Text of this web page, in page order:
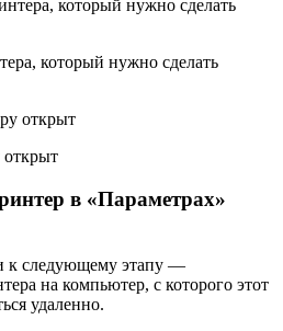
который нужно сделать
в «Параметрах»
к следующему этапу —
на компьютер, с которого этот
удаленно.